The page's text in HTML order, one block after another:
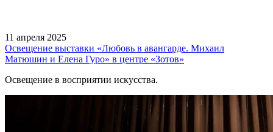
11 апреля 2025
Освещение выставки «Любовь в авангарде. Михаил
Матюшин и Елена Гуро» в центре «Зотов»
Освещение в восприятии искусства.